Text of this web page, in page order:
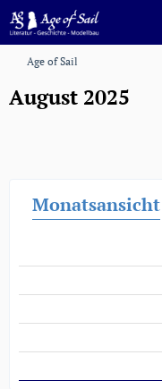
Age of Sail
August 2025
Monatsansicht